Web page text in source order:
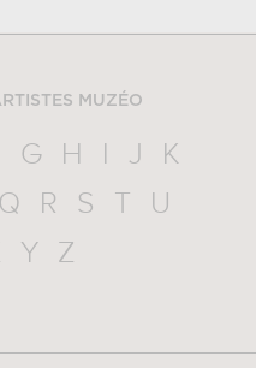
MUZÉO
G H J
K
Q R S
U
Y Z